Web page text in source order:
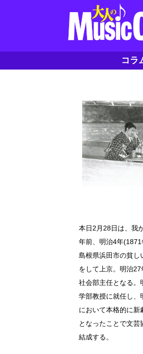
コラ
本日2月28日は、我
年前、明治4年(1871
島根県浜田市の貧し
をして上京。明治
社会部主任となる。
学部教授に就任し、
において本格的に
となったことで文
結成する。